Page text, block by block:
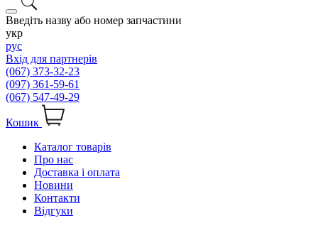
Введіть назву або номер запчастини
укр
рус
Вхід для партнерів
(067) 373-32-23
(097) 361-59-61
(067) 547-49-29
Кошик
Каталог товарів
Про нас
Доставка і оплата
Новини
Контакти
Відгуки